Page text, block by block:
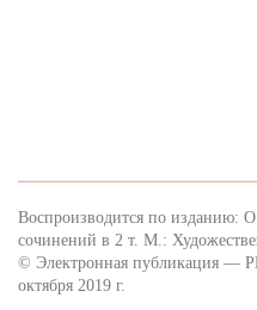
Воспроизводится по изданию:
сочинений в 2 т. М.:
© Электронная публикация —
октября 2019 г.